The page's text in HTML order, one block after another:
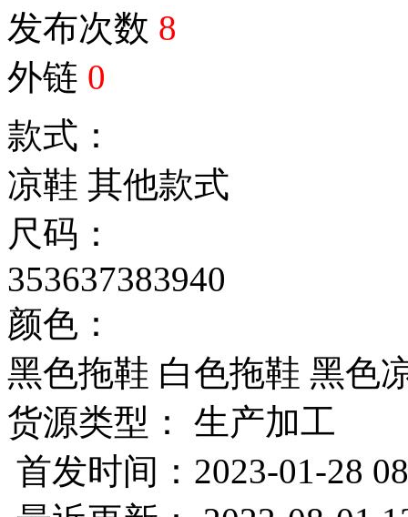
发布次数 8
外链 0
款式：
凉鞋 其他款式
尺码：
353637383940
颜色：
黑色拖鞋 白色拖鞋 黑色
货源类型： 生产加工
首发时间：2023-01-28